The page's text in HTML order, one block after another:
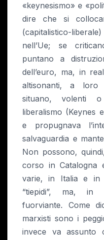
«keynesismo» e
dire che si
(capitalistico-
nell’Ue; se
puntano a
dell’euro, ma, in
altisonanti, a loro
situano, volenti
liberalismo (Keynes
e propugnava
salvaguardia e
Non possono,
corso in Catalogna
varie, in Italia e in
“tiepidi”, ma, in
fuorviante. Come
marxisti sono i
invece va assunto